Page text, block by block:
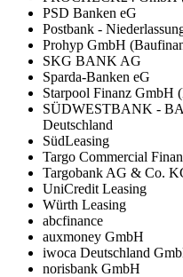
PSD Banken eG
Postbank -
Prohyp GmbH
SKG BANK AG
Sparda-Banken eG
Starpool Finanz GmbH
SÜDWESTBANK -
Deutschland
SüdLeasing
Targo Commercial
Targobank AG & Co.
UniCredit Leasing
Würth Leasing
abcfinance
auxmoney GmbH
iwoca Deutschland
norisbank GmbH